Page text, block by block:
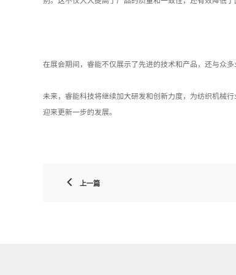
在展会期间，睿能不仅展示了先进的技术和产品，还与众多
未来，睿能科技将继续加大研发和创新力度，为纺织机械
迎来更新一步的发展。
上一篇